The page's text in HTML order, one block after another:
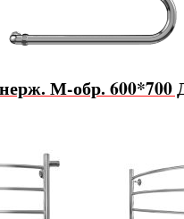
М-обр. 600*700